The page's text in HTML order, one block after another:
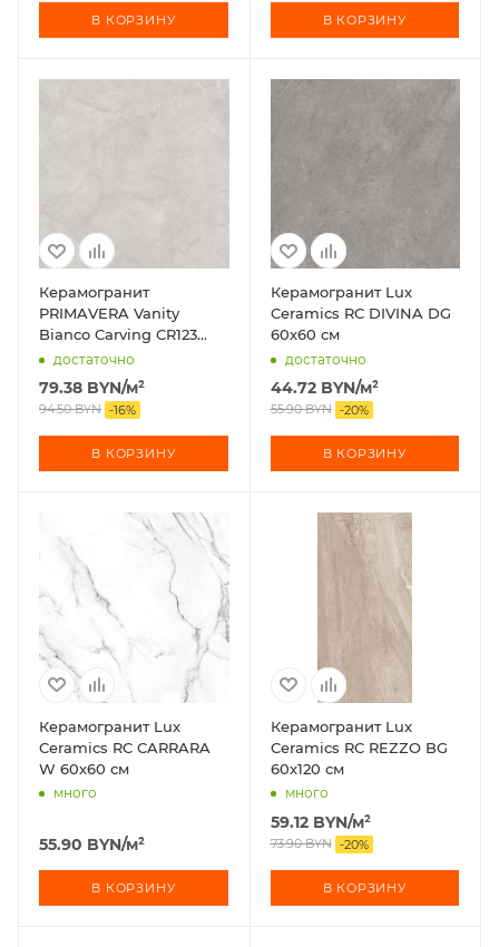
В КОРЗИНУ В КОРЗИНУ
Керамогранит
PRIMAVERA Vanity
Bianco Carving CR123
60х60 см
достаточно
79.38 BYN/м²
94.50BYN -16%
В КОРЗИНУ
Керамогранит Lux
Ceramics RC DIVINA DG
60х60 см
достаточно
44.72BYN/м²
55.90BYN -20%
В КОРЗИНУ
Керамогранит Lux
Ceramics RC CARRARA
W 60х60 см
много
55.90 BYN/м²
В КОРЗИНУ
Керамогранит Lux
Ceramics RC REZZO BG
60х120 см
много
59.12BYN/м²
73.90BYN -20%
В КОРЗИНУ